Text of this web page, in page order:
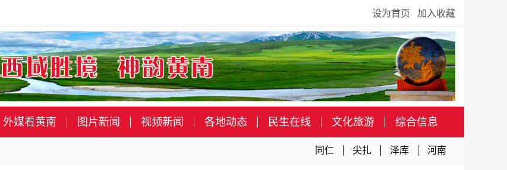
设为首页 加入收藏
外媒看黄南 图片新闻 视频新闻 各地动态 民生在线 文化旅游 综合信息
同仁 尖扎 泽库 河南